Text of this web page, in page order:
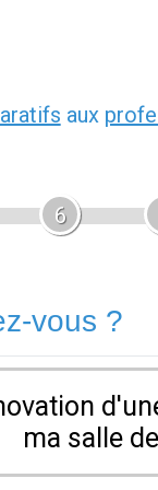
aux
6
vous ?
ma salle